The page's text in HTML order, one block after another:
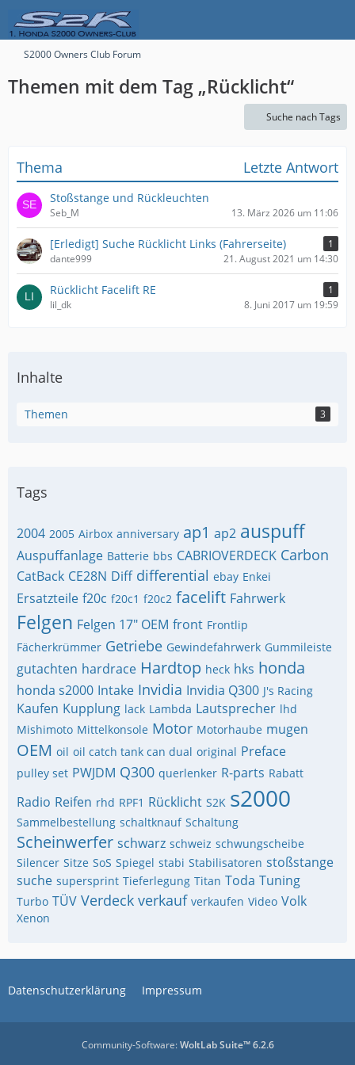
S2000 Owners Club Forum
Themen mit dem Tag „Rücklicht“
Suche nach Tags
Thema Letzte Antwort
Stoßstange und Rückleuchten
Seb_M 13. März 2026 um 11:06
[Erledigt] Suche Rücklicht Links (Fahrerseite)
1
dante999
21. August 2021 um 14:30
Rücklicht Facelift RE
1
lil_dk
8. Juni 2017 um 19:59
Inhalte
Themen 3
Tags
2004 2005 Airbox anniversary ap1 ap2 auspuff
Auspuffanlage Batterie bbs CABRIOVERDECK Carbon
CatBack CE28N Diff differential ebay Enkei
Ersatzteile f20c f20c1 f20c2 facelift Fahrwerk
Felgen Felgen 17" OEM front Frontlip
Fächerkrümmer Getriebe Gewindefahrwerk Gummileiste
gutachten hardrace Hardtop heck hks honda
honda s2000 Intake Invidia Invidia Q300 J's Racing
Kaufen Kupplung lack Lambda Lautsprecher lhd
Mishimoto Mittelkonsole Motor Motorhaube mugen
OEM oil oil catch tank can dual original Preface
pulley set PWJDM Q300 querlenker R-parts Rabatt
Radio Reifen rhd RPF1 Rücklicht S2K s2000
Sammelbestellung schaltknauf Schaltung
Scheinwerfer schwarz schweiz schwungscheibe
Silencer Sitze SoS Spiegel stabi Stabilisatoren stoßstange
suche supersprint Tieferlegung Titan Toda Tuning
Turbo TÜV Verdeck verkauf verkaufen Video Volk
Xenon
Datenschutzerklärung Impressum
Community-Software:WoltLab Suite™ 6.2.6